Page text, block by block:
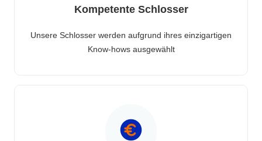
Kompetente Schlosser
Unsere Schlosser werden aufgrund ihres einzigartigen
Know-hows ausgewählt